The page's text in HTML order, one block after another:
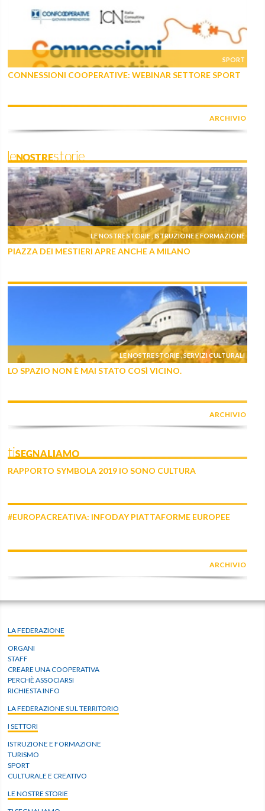
SPORT
CONNESSIONI COOPERATIVE: WEBINAR SETTORE SPORT
ARCHIVIO
leNOSTREstorie
LE NOSTRE STORIE ISTRUZIONE E FORMAZIONE
PIAZZA DEI MESTIERI APRE ANCHE A MILANO
LE NOSTRE STORIE ,SERVIZI CULTURALI
LO SPAZIO NON È MAI STATO COSÌ VICINO.
ARCHIVIO
tiSEGNALIAMO
RAPPORTO SYMBOLA 2019 IO SONO CULTURA
#EUROPACREATIVA: INFODAY PIATTAFORME EUROPEE
ARCHIVIO
LA FEDERAZIONE
ORGANI
STAFF
CREARE UNA COOPERATIVA
PERCHÈ ASSOCIARSI
RICHIESTA INFO
LA FEDERAZIONE SUL TERRITORIO
I SETTORI
ISTRUZIONE E FORMAZIONE
TURISMO
SPORT
CULTURALE E CREATIVO
LE NOSTRE STORIE